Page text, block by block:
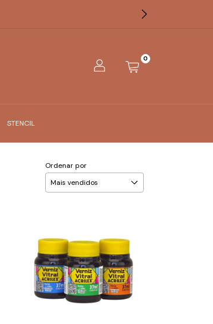
0
STENCIL
Ordenar por